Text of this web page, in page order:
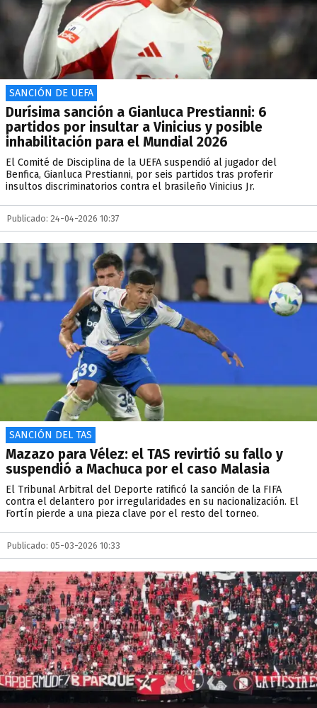
SANCIÓN DE UEFA
Durísima sanción a Gianluca Prestianni: 6
partidos por insultar a Vinicius y posible
inhabilitación para el Mundial 2026
El Comité de Disciplina de la UEFA suspendió al jugador del
Benfica, Gianluca Prestianni, por seis partidos tras proferir
insultos discriminatorios contra el brasileño Vinicius Jr.
Publicado: 24-04-2026 10:37
SANCIÓN DEL TAS
Mazazo para Vélez: el TAS revirtió su fallo y
suspendió a Machuca por el caso Malasia
El Tribunal Arbitral del Deporte ratificó la sanción de la FIFA
contra el delantero por irregularidades en su nacionalización. El
Fortín pierde a una pieza clave por el resto del torneo.
Publicado: 05-03-2026 10:33